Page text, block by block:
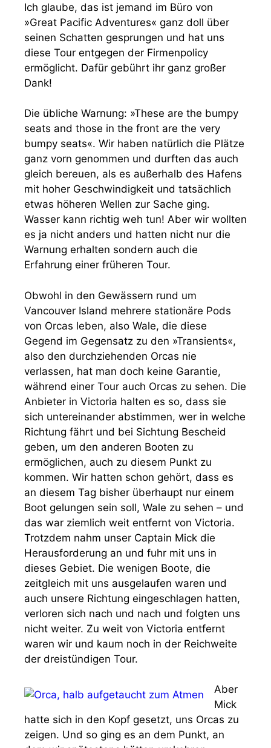
Ich glaube, das ist jemand im Büro von
»Great Pacific Adventures« ganz doll über
seinen Schatten gesprungen und hat uns
diese Tour entgegen der Firmenpolicy
ermöglicht. Dafür gebührt ihr ganz großer
Dank!
Die übliche Warnung: »These are the bumpy
seats and those in the front are the very
bumpy seats«. Wir haben natürlich die Plätze
ganz vorn genommen und durften das auch
gleich bereuen, als es außerhalb des Hafens
mit hoher Geschwindigkeit und tatsächlich
etwas höheren Wellen zur Sache ging.
Wasser kann richtig weh tun! Aber wir wollten
es ja nicht anders und hatten nicht nur die
Warnung erhalten sondern auch die
Erfahrung einer früheren Tour.
Obwohl in den Gewässern rund um
Vancouver Island mehrere stationäre Pods
von Orcas leben, also Wale, die diese
Gegend im Gegensatz zu den »Transients«,
also den durchziehenden Orcas nie
verlassen, hat man doch keine Garantie,
während einer Tour auch Orcas zu sehen. Die
Anbieter in Victoria halten es so, dass sie
sich untereinander abstimmen, wer in welche
Richtung fährt und bei Sichtung Bescheid
geben, um den anderen Booten zu
ermöglichen, auch zu diesem Punkt zu
kommen. Wir hatten schon gehört, dass es
an diesem Tag bisher überhaupt nur einem
Boot gelungen sein soll, Wale zu sehen – und
das war ziemlich weit entfernt von Victoria.
Trotzdem nahm unser Captain Mick die
Herausforderung an und fuhr mit uns in
dieses Gebiet. Die wenigen Boote, die
zeitgleich mit uns ausgelaufen waren und
auch unsere Richtung eingeschlagen hatten,
verloren sich nach und nach und folgten uns
nicht weiter. Zu weit von Victoria entfernt
waren wir und kaum noch in der Reichweite
der dreistündigen Tour.
Aber
Mick
hatte sich in den Kopf gesetzt, uns Orcas zu
zeigen. Und so ging es an dem Punkt, an